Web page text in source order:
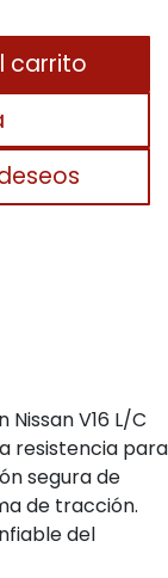
carrito
V16 L/C
resistencia para
segura de
de tracción.
del